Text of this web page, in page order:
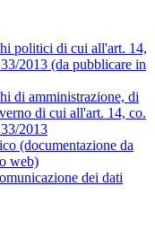
politici di cui all'art. 14,
2013 (da pubblicare in
di amministrazione, di
di cui all'art. 14, co.
2013
(documentazione da
web)
dei dati